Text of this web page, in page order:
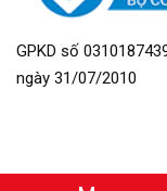
GPKD số
ngày 31/07/2010